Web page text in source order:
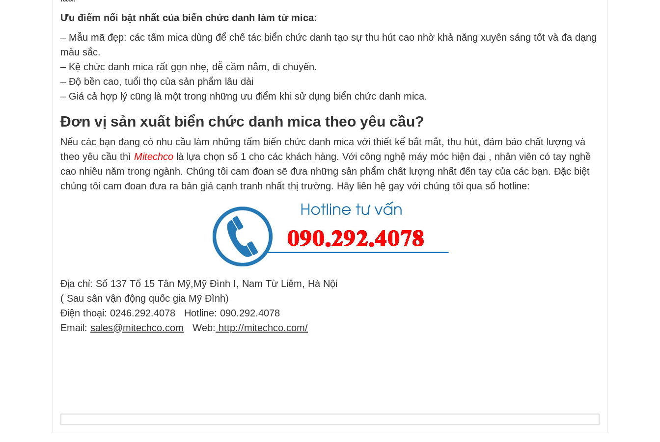
Ưu điểm nổi bật nhất của biển chức danh làm từ mica:
– Mẫu mã đẹp: các tấm mica dùng để chế tác biển chức danh tạo sự thu hút cao nhờ khả năng xuyên sáng tốt và đa dạng
màu sắc.
– Kệ chức danh mica rất gọn nhẹ, dễ cầm nắm, di chuyển.
– Độ bền cao, tuổi thọ của sản phẩm lâu dài
– Giá cả hợp lý cũng là một trong những ưu điểm khi sử dụng biển chức danh mica.
Đơn vị sản xuất biển chức danh mica theo yêu cầu?
Nếu các bạn đang có nhu cầu làm những tấm biển chức danh mica với thiết kế bắt mắt, thu hút, đảm bảo chất lượng và
theo yêu cầu thì Mitechco là lựa chọn số 1 cho các khách hàng. Với công nghệ máy móc hiện đại , nhân viên có tay nghề
cao nhiều năm trong ngành. Chúng tôi cam đoan sẽ đưa những sản phẩm chất lượng nhất đến tay của các bạn. Đặc biệt
chúng tôi cam đoan đưa ra bản giá cạnh tranh nhất thị trường. Hãy liên hệ gay với chúng tôi qua số hotline:
Địa chỉ: Số 137 Tổ 15 Tân Mỹ,Mỹ Đình I, Nam Từ Liêm, Hà Nội
( Sau sân vận động quốc gia Mỹ Đình)
Điện thoại: 0246.292.4078 Hotline: 090.292.4078
Email: sales@mitechco.com Web: http://mitechco.com/